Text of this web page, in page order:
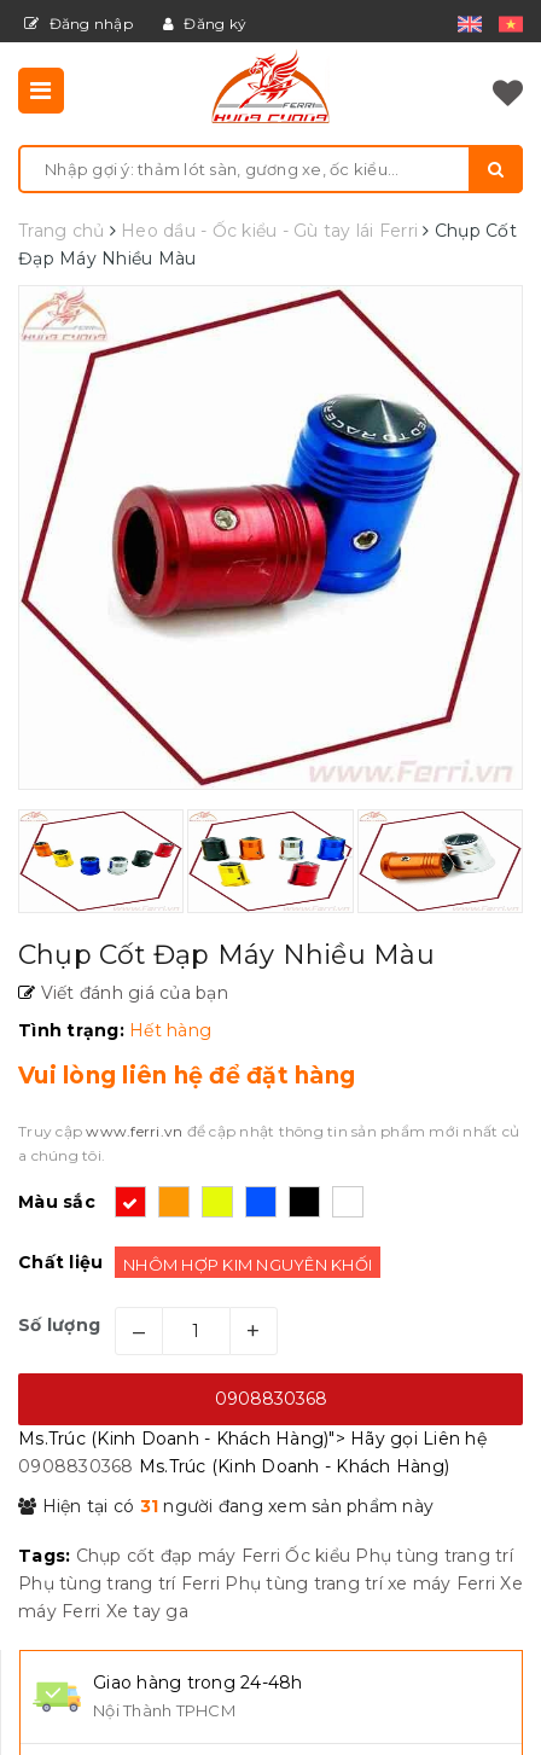
Đăng nhập Đăng ký
Trang chủ Heo dầu - Ốc kiểu - Gù tay lái Ferri
Chụp Cốt
Đạp Máy Nhiều Màu
Chụp Cốt Đạp Máy Nhiều Màu
Viết đánh giá của bạn
Tình trạng: Hết hàng
Vui lòng liên hệ để đặt hàng
Truy cậpwww.ferri.vn để cập nhật thông tin sản phẩm mới nhất củ
a chúng tôi.
Màu sắc
Chất liệu NHÔM HỢP KIM NGUYÊN KHỐI
Số lượng – +
0908830368
Ms.Trúc (Kinh Doanh - Khách Hàng)"> Hãy gọi Liên hệ
0908830368 Ms.Trúc (Kinh Doanh - Khách Hàng)
Hiện tại có 31 người đang xem sản phẩm này
Tags: Chụp cốt đạp máy Ferri Ốc kiểu Phụ tùng trang trí
Phụ tùng trang trí Ferri Phụ tùng trang trí xe máy Ferri Xe
máy Ferri Xe tay ga
Giao hàng trong 24-48h
Nội Thành TPHCM